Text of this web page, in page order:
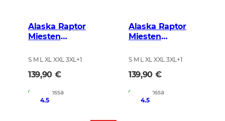
Alaska Raptor
Miesten
Brown Blur
S M L XL XXL 3XL+1
139,90 €
Varastossa
Alaska Raptor
Miesten
BlindTech Forest
S M L XL XXL 3XL+1
139,90 €
Varastossa
4.5 4.5